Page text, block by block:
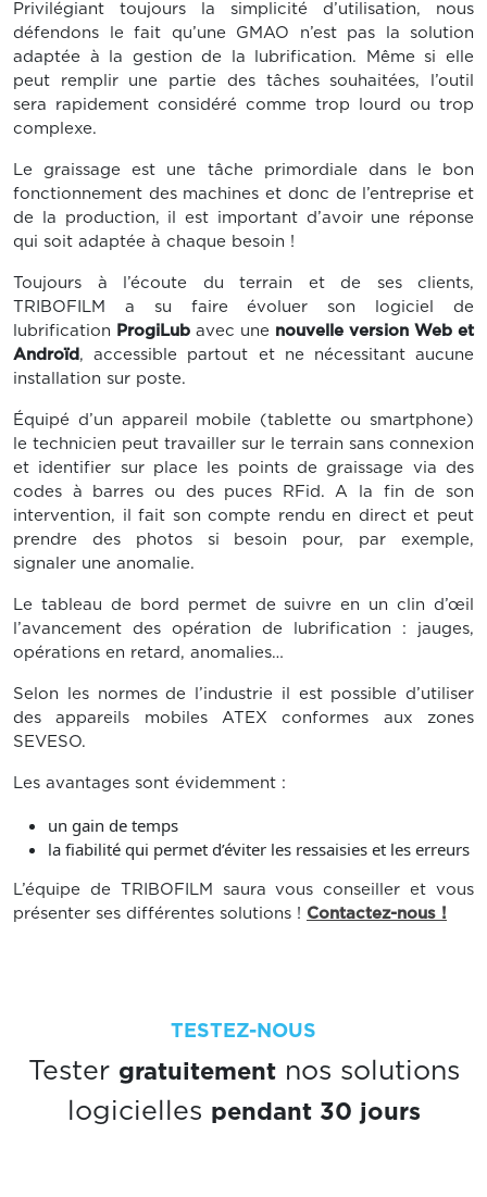
Privilégiant toujours la simplicité d’utilisation, nous
défendons le fait qu’une GMAO n’est pas la solution
adaptée à la gestion de la lubrification. Même si elle
peut remplir une partie des tâches souhaitées, l’outil
sera rapidement considéré comme trop lourd ou trop
complexe.
Le graissage est une tâche primordiale dans le bon
fonctionnement des machines et donc de l’entreprise et
de la production, il est important d’avoir une réponse
qui soit adaptée à chaque besoin !
Toujours à l’écoute du terrain et de ses clients,
TRIBOFILM a su faire évoluer son logiciel de
lubrification ProgiLub avec une nouvelle version Web et
Androïd , accessible partout et ne nécessitant aucune
installation sur poste.
Équipé d’un appareil mobile (tablette ou smartphone)
le technicien peut travailler sur le terrain sans connexion
et identifier sur place les points de graissage via des
codes à barres ou des puces RFid. A la fin de son
intervention, il fait son compte rendu en direct et peut
prendre des photos si besoin pour, par exemple,
signaler une anomalie.
Le tableau de bord permet de suivre en un clin d’œil
l’avancement des opération de lubrification : jauges,
opérations en retard, anomalies…
Selon les normes de l’industrie il est possible d’utiliser
des appareils mobiles ATEX conformes aux zones
SEVESO.
Les avantages sont évidemment :
un gain de temps
la fiabilité qui permet d’éviter les ressaisies et les erreurs
L’équipe de TRIBOFILM saura vous conseiller et vous
présenter ses différentes solutions ! Contactez-nous !
TESTEZ-NOUS
Tester gratuitementnos solutions
logicielles pendant 30 jours